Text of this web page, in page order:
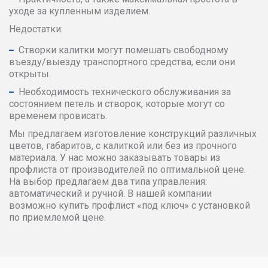
уходе за купленным изделием.
Недостатки:
Створки калитки могут помешать свободному
въезду/выезду транспортного средства, если они
открыты.
Необходимость технического обслуживания за
состоянием петель и створок, которые могут со
временем провисать.
Мы предлагаем изготовление конструкций различных
цветов, габаритов, с калиткой или без из прочного
материала. У нас можно заказывать товары из
профлиста от производителей по оптимальной цене.
На выбор предлагаем два типа управления:
автоматический и ручной. В нашей компании
возможно купить профлист «под ключ» c установкой
по приемлемой цене.